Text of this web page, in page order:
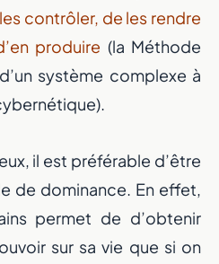
contrôler, de les rendre
produire (la Méthode
système complexe à
il est préférable d’être
de dominance. En effet,
permet de d’obtenir
sur sa vie que si on